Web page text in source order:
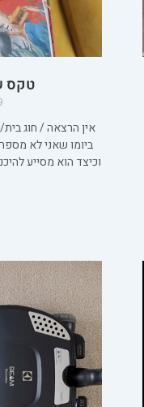
טקס
אין הרצאה / חוג
ביומו שאני לא
וכיצד הוא מסייע